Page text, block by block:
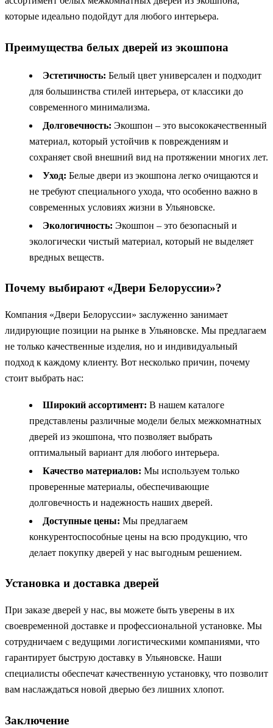
которые идеально подойдут для любого интерьера.
Преимущества белых дверей из экошпона
Эстетичность: Белый цвет универсален и подходит
для большинства стилей интерьера, от классики до
современного минимализма.
Долговечность: Экошпон – это высококачественный
материал, который устойчив к повреждениям и
сохраняет свой внешний вид на протяжении многих лет.
Уход: Белые двери из экошпона легко очищаются и
не требуют специального ухода, что особенно важно в
современных условиях жизни в Ульяновске.
Экологичность: Экошпон – это безопасный и
экологически чистый материал, который не выделяет
вредных веществ.
Почему выбирают «Двери Белоруссии»?
Компания «Двери Белоруссии» заслуженно занимает
лидирующие позиции на рынке в Ульяновске. Мы предлагаем
не только качественные изделия, но и индивидуальный
подход к каждому клиенту. Вот несколько причин, почему
стоит выбрать нас:
Широкий ассортимент: В нашем каталоге
представлены различные модели белых межкомнатных
дверей из экошпона, что позволяет выбрать
оптимальный вариант для любого интерьера.
Качество материалов: Мы используем только
проверенные материалы, обеспечивающие
долговечность и надежность наших дверей.
Доступные цены: Мы предлагаем
конкурентоспособные цены на всю продукцию, что
делает покупку дверей у нас выгодным решением.
Установка и доставка дверей
При заказе дверей у нас, вы можете быть уверены в их
своевременной доставке и профессиональной установке. Мы
сотрудничаем с ведущими логистическими компаниями, что
гарантирует быструю доставку в Ульяновске. Наши
специалисты обеспечат качественную установку, что позволит
вам наслаждаться новой дверью без лишних хлопот.
Заключение